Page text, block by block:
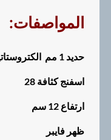
:المواصفات
حديد 1 مم الكتروستاتيك مضاد للصدا
اسفنج كثافة 28
ارتفاع 12 سم
ظهر فايبر